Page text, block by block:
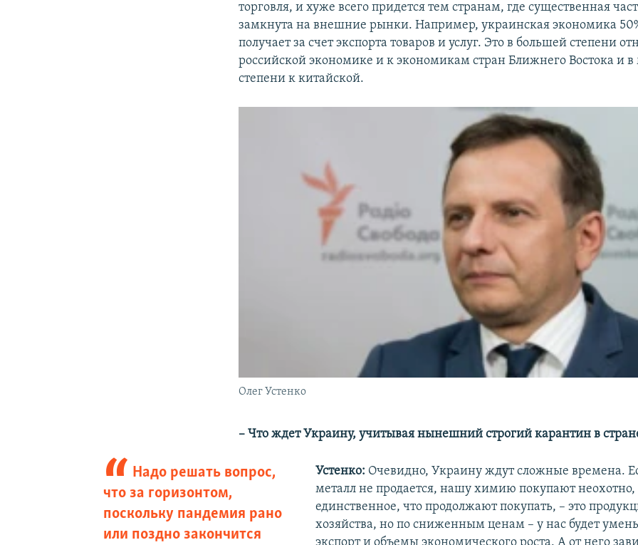
торговля, и хуже всего придется тем странам, где существенная
замкнута на внешние рынки. Например, украинская экономика
получает за счет экспорта товаров и услуг. Это в большей степени
российской экономике и к экономикам стран Ближнего Востока и
степени к китайской.
Олег Устенко
– Что ждет Украину, учитывая нынешний строгий карантин в
Надо решать вопрос,
что за горизонтом,
поскольку пандемия рано
или поздно закончится
Устенко: Очевидно, Украину ждут сложные времена.
металл не продается, нашу химию покупают неохотно,
единственное, что продолжают покупать, – это
хозяйства, но по сниженным ценам – у нас будет
экспорт и объемы экономического роста. А от него